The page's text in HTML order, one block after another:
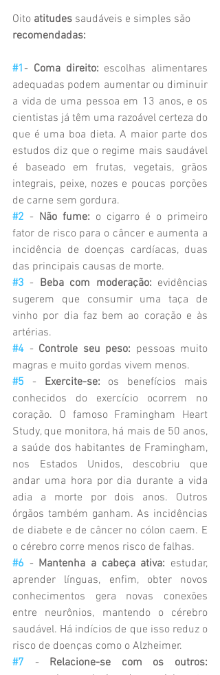
Oito atitudes saudáveis e simples são
recomendadas:
#1 - Coma direito: escolhas alimentares
adequadas podem aumentar ou diminuir
a vida de uma pessoa em 13 anos, e os
cientistas já têm uma razoável certeza do
que é uma boa dieta. A maior parte dos
estudos diz que o regime mais saudável
é baseado em frutas, vegetais, grãos
integrais, peixe, nozes e poucas porções
de carne sem gordura.
#2 - Não fume: o cigarro é o primeiro
fator de risco para o câncer e aumenta a
incidência de doenças cardíacas, duas
das principais causas de morte.
#3 - Beba com moderação: evidências
sugerem que consumir uma taça de
vinho por dia faz bem ao coração e às
artérias.
#4 - Controle seu peso: pessoas muito
magras e muito gordas vivem menos.
#5 - Exercite-se: os benefícios mais
conhecidos do exercício ocorrem no
coração. O famoso Framingham Heart
Study, que monitora, há mais de 50 anos,
a saúde dos habitantes de Framingham,
nos Estados Unidos, descobriu que
andar uma hora por dia durante a vida
adia a morte por dois anos. Outros
órgãos também ganham. As incidências
de diabete e de câncer no cólon caem. E
o cérebro corre menos risco de falhas.
#6 - Mantenha a cabeça ativa: estudar,
aprender línguas, enfim, obter novos
conhecimentos gera novas conexões
entre neurônios, mantendo o cérebro
saudável. Há indícios de que isso reduz o
risco de doenças como o Alzheimer.
#7 -